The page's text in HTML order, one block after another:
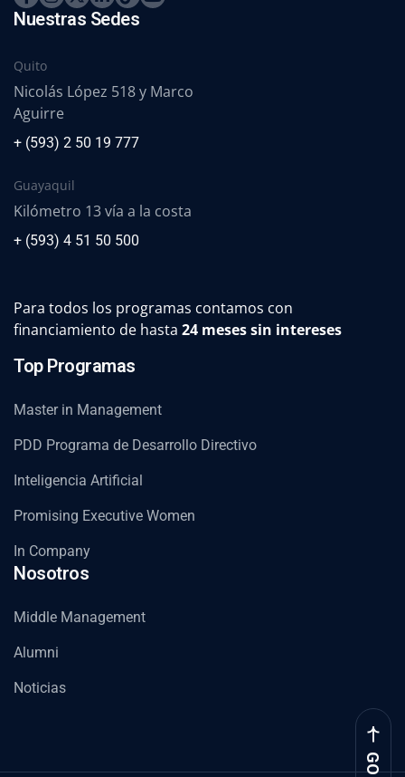
Nuestras Sedes
Quito
Nicolás López 518 y Marco
Aguirre
+ (593) 2 50 19 777
Guayaquil
Kilómetro 13 vía a la costa
+ (593) 4 51 50 500
Para todos los programas contamos con
financiamiento de hasta 24 meses sin intereses
Top Programas
Master in Management
PDD Programa de Desarrollo Directivo
Inteligencia Artificial
Promising Executive Women
In Company
Nosotros
Middle Management
Alumni
Noticias